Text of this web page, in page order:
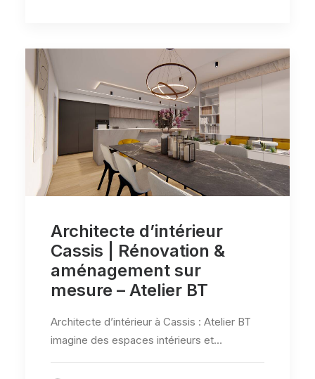
Architecte d’intérieur
Cassis | Rénovation &
aménagement sur
mesure – Atelier BT
Architecte d’intérieur à Cassis : Atelier BT
imagine des espaces intérieurs et…